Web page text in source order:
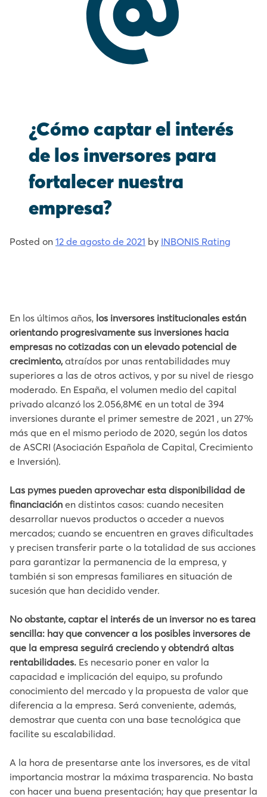
¿Cómo captar el interés
de los inversores para
fortalecer nuestra
empresa?
Posted on 12 de agosto de 2021 by INBONIS Rating
En los últimos años, los inversores institucionales están
orientando progresivamente sus inversiones hacia
empresas no cotizadas con un elevado potencial de
crecimiento, atraídos por unas rentabilidades muy
superiores a las de otros activos, y por su nivel de riesgo
moderado. En España, el volumen medio del capital
privado alcanzó los 2.056,8M€ en un total de 394
inversiones durante el primer semestre de 2021 , un 27%
más que en el mismo periodo de 2020, según los datos
de ASCRI (Asociación Española de Capital, Crecimiento
e Inversión).
Las pymes pueden aprovechar esta disponibilidad de
financiación en distintos casos: cuando necesiten
desarrollar nuevos productos o acceder a nuevos
mercados; cuando se encuentren en graves dificultades
y precisen transferir parte o la totalidad de sus acciones
para garantizar la permanencia de la empresa, y
también si son empresas familiares en situación de
sucesión que han decidido vender.
No obstante, captar el interés de un inversor no es tarea
sencilla: hay que convencer a los posibles inversores de
que la empresa seguirá creciendo y obtendrá altas
rentabilidades. Es necesario poner en valor la
capacidad e implicación del equipo, su profundo
conocimiento del mercado y la propuesta de valor que
diferencia a la empresa. Será conveniente, además,
demostrar que cuenta con una base tecnológica que
facilite su escalabilidad.
A la hora de presentarse ante los inversores, es de vital
importancia mostrar la máxima trasparencia. No basta
con hacer una buena presentación; hay que presentar la